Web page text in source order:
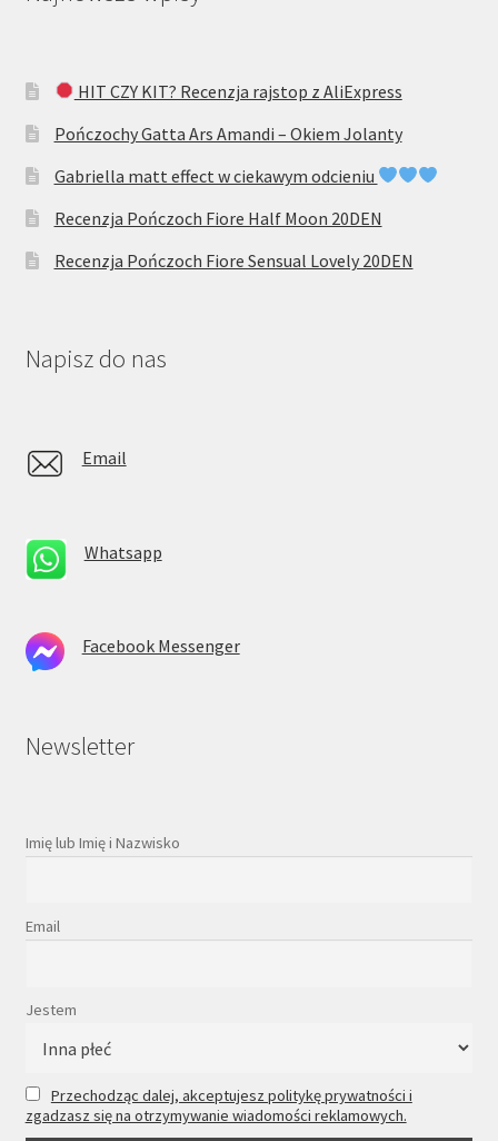
HIT CZY KIT? Recenzja rajstop z AliExpress
Pończochy Gatta Ars Amandi – Okiem Jolanty
Gabriella matt effect w ciekawym odcieniu
Recenzja Pończoch Fiore Half Moon 20DEN
Recenzja Pończoch Fiore Sensual Lovely 20DEN
Napisz do nas
Email
Whatsapp
Facebook Messenger
Newsletter
Imię lub Imię i Nazwisko
Email
Jestem
Przechodząc dalej, akceptujesz politykę prywatności i
zgadzasz się na otrzymywanie wiadomości reklamowych.